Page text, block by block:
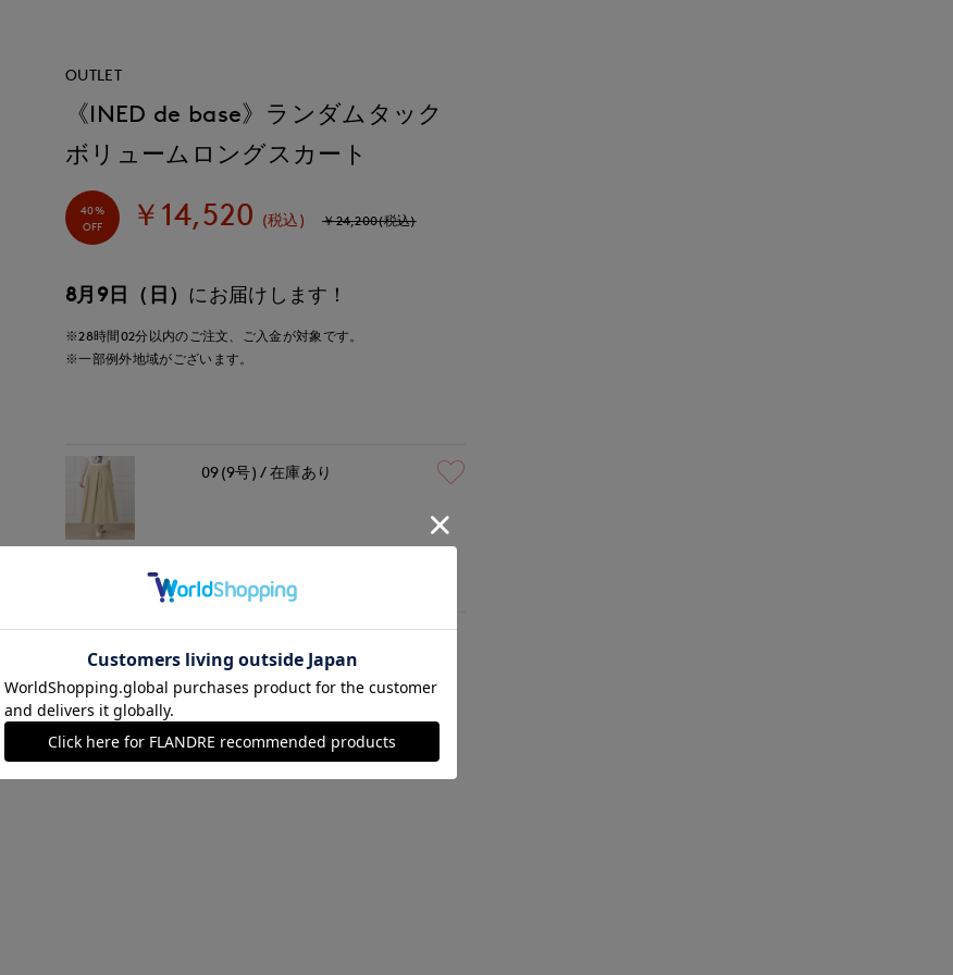
OUTLET
《INED de base》ランダムタック
ボリュームロングスカート
40%
OFF
￥14,520 (税込) ￥24,200(税込)
8月9日（日） にお届けします！
※28時間02分以内のご注文、ご入金が対象です。
※一部例外地域がございます。
￥14,520 (税込)
09(9号) 在庫あり